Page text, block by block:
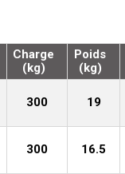
Charge
(kg)
Poids
(kg)
300 19
300 16.5